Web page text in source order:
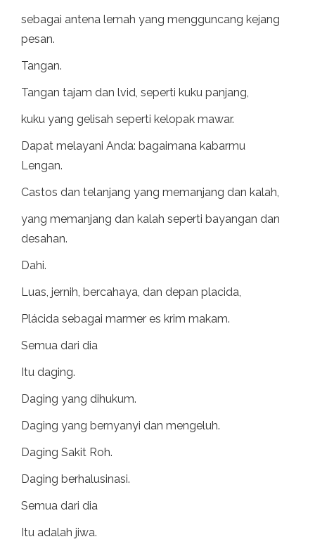
sebagai antena lemah yang mengguncang kejang
pesan.
Tangan.
Tangan tajam dan lvid, seperti kuku panjang,
kuku yang gelisah seperti kelopak mawar.
Dapat melayani Anda: bagaimana kabarmu
Lengan.
Castos dan telanjang yang memanjang dan kalah,
yang memanjang dan kalah seperti bayangan dan
desahan.
Dahi.
Luas, jernih, bercahaya, dan depan placida,
Plácida sebagai marmer es krim makam.
Semua dari dia
Itu daging.
Daging yang dihukum.
Daging yang bernyanyi dan mengeluh.
Daging Sakit Roh.
Daging berhalusinasi.
Semua dari dia
Itu adalah jiwa.